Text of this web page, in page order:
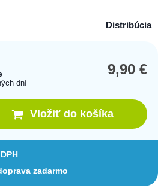
Distribúcia
dní
9,90€
Vložiť do košíka
zadarmo